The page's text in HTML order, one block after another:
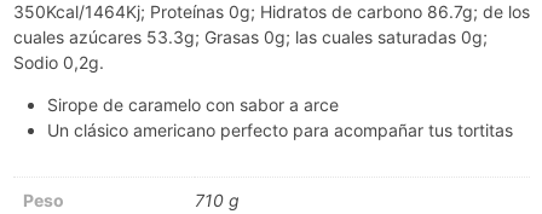
350Kcal/1464Kj; Proteínas 0g; Hidratos de carbono 86.7g; de los
cuales azúcares 53.3g; Grasas 0g; las cuales saturadas 0g;
Sodio 0,2g.
Sirope de caramelo con sabor a arce
Un clásico americano perfecto para acompañar tus tortitas
Peso 710 g